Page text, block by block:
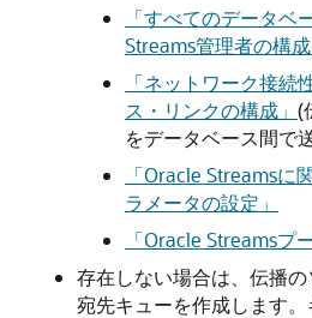
「すべてのデータベ
Streams管理者の構成
「ネットワーク接続
ス・リンクの構成」 (
をデータベース間で
「Oracle Streamsに
ラメータの設定」
「Oracle Streamsプ
存在しない場合は、伝播
宛先キューを作成します